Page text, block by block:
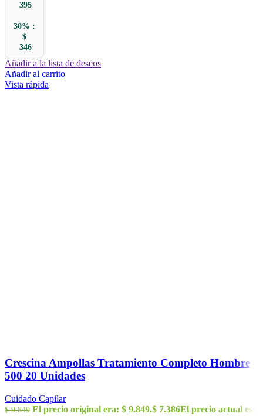
395
30% :
$
346
Añadir a la lista de deseos
Añadir al carrito
Vista rápida
Crescina Ampollas Tratamiento Completo Hombre
500 20 Unidades
Cuidado Capilar
$9.849 El precio original era: $ 9.849.$ 7.386El precio actual es: